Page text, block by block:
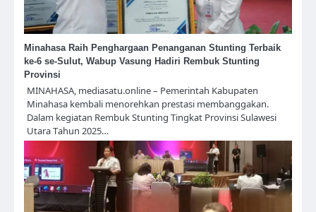
Minahasa Raih Penghargaan Penanganan Stunting Terbaik
ke-6 se-Sulut, Wabup Vasung Hadiri Rembuk Stunting
Provinsi
MINAHASA, mediasatu.online – Pemerintah Kabupaten
Minahasa kembali menorehkan prestasi membanggakan.
Dalam kegiatan Rembuk Stunting Tingkat Provinsi Sulawesi
Utara Tahun 2025…